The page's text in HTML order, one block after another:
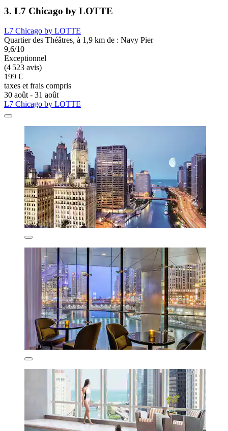
3. L7 Chicago by LOTTE
L7 Chicago by LOTTE
Quartier des Théâtres, à 1,9 km de : Navy Pier
9,6/10
Exceptionnel
(4 523 avis)
199 €
taxes et frais compris
30 août - 31 août
L7 Chicago by LOTTE